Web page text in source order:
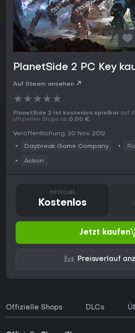
PlanetSide 2 PC Key
Auf Steam ansehen
★★★★★
PlanetSide 2 ist kostenlos spielbar auf
offiziellen Shops ab 0,00 €.
Veröffentlichung: 20 Nov. 2012
Daybreak Game Company
Action
OFFICIAL
Kostenlos
Jetzt kaufen
Preisverlauf
Offizielle Shops DLCs